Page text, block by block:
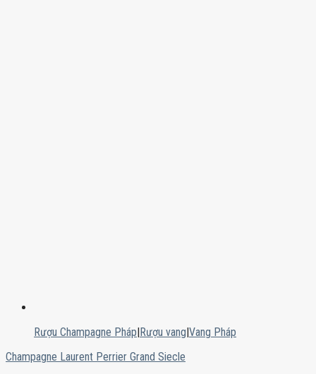
Rượu Champagne Pháp|Rượu vang|Vang Pháp
Champagne Laurent Perrier Grand Siecle